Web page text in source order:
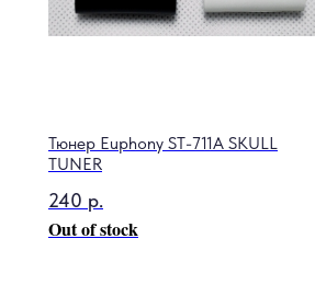
Тюнер Euphony ST-711A SKULL
TUNER
240 р.
Out of stock